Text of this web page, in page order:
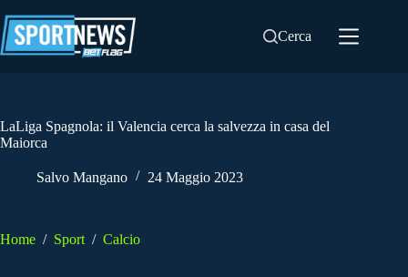
al
contenuto
Cerca
LaLiga Spagnola: il Valencia cerca la salvezza in casa del
Maiorca
Salvo Mangano 24 Maggio 2023
Home / Sport / Calcio